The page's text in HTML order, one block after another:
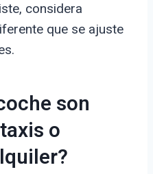
considera
que se ajuste
son
o